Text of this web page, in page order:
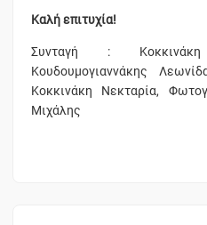
Καλή επιτυχία!
Συνταγή :
Κουδουμογιαννάκης
Κοκκινάκη Νεκταρία,
Μιχάλης